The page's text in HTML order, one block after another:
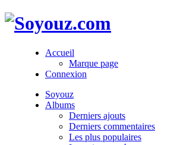
Accueil
Marque page
Connexion
Soyouz
Albums
Derniers ajouts
Derniers commentaires
Les plus populaires